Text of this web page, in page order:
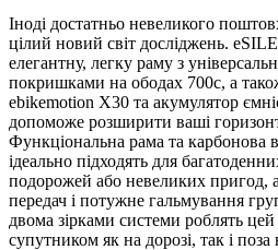
Іноді достатньо невеликого
цілий новий світ досліджень.
елегантну, легку раму з
покришками на ободах 700c, а
ebikemotion X30 та акумулятор
допоможе розширити ваші
Функціональна рама та карбонова
ідеально підходять для
подорожей або невеликих пригод,
передач і потужне гальмування
двома зірками системи роблять
супутником як на дорозі, так і